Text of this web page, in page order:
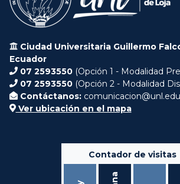
Ciudad Universitaria Guillermo
Ecuador
07 2593550 (Opción 1 - Modalidad
07 2593550 (Opción 2 - Modalidad
Contáctanos:
Ver ubicación en el mapa
Contador de visitas